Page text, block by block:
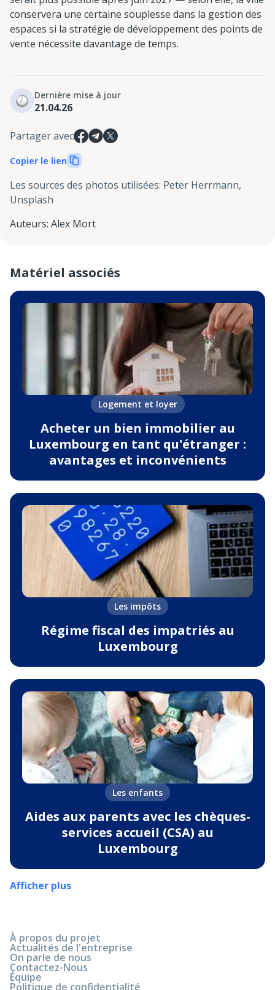
conservera une certaine souplesse dans la gestion des
espaces si la stratégie de développement des points de
vente nécessite davantage de temps.
Dernière mise à jour
21.04.26
Partager avec
Copier le lien
Les sources des photos utilisées: Peter Herrmann,
Unsplash
Auteurs: Alex Mort
Matériel associés
Logement et loyer
Acheter un bien immobilier au
Luxembourg en tant qu'étranger :
avantages et inconvénients
Les impôts
Régime fiscal des impatriés au
Luxembourg
Les enfants
Aides aux parents avec les chèques-
services accueil (CSA) au
Luxembourg
Afficher plus
À propos du projet
Actualités de l'entreprise
On parle de nous
Contactez-Nous
Équipe
Politique de confidentialité